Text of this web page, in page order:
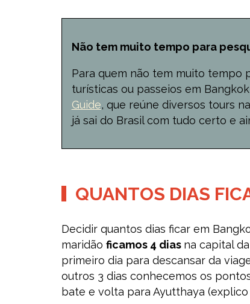
Não tem muito tempo para
Para quem não tem muito tempo
turísticas ou passeios em
Guide, que reúne diversos tours
já sai do Brasil com tudo certo e
QUANTOS DIAS
Decidir quantos dias ficar em
maridão ficamos 4 dias na capital
primeiro dia para descansar da
outros 3 dias conhecemos os
bate e volta para Ayutthaya